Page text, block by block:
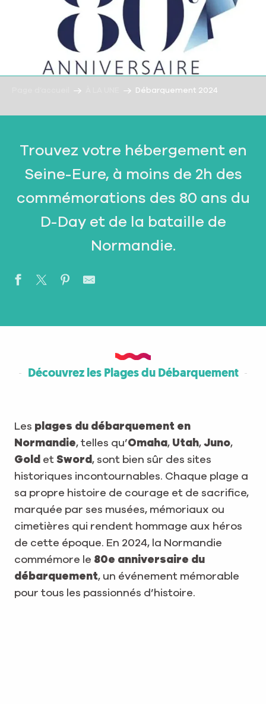
Débarquement 2024
Trouvez votre hébergement en
Seine-Eure, à moins de 2h des
commémorations des 80 ans du
D-Day et de la bataille de
Normandie.
Découvrez les Plages du Débarquement
Les plages du débarquement en
Normandie, telles qu’Omaha, Utah, Juno,
Gold et Sword , sont bien sûr des sites
historiques incontournables. Chaque plage a
sa propre histoire de courage et de sacrifice,
marquée par ses musées, mémoriaux ou
cimetières qui rendent hommage aux héros
de cette époque. En 2024, la Normandie
commémore le 80e anniversaire du
débarquement, un événement mémorable
pour tous les passionnés d’histoire.